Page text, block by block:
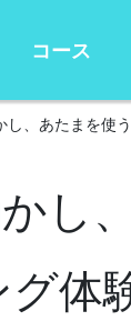
コース
し、あたまを使
し
グ体